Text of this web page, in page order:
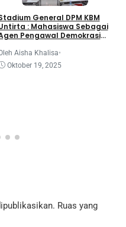
General DPM KBM
: Mahasiswa Sebagai
Pengawal Demokrasi
Aisha Khalisa•
Oktober 19, 2025
Ruas yang